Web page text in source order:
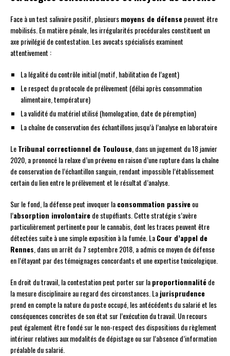
Face à un test salivaire positif, plusieursmoyens de défensepeuvent être
mobilisés. En matière pénale, les irrégularités procédurales constituent un
axe privilégié de contestation. Les avocats spécialisés examinent
attentivement :
La légalité du contrôle initial (motif, habilitation de l’agent)
Le respect du protocole de prélèvement (délai après consommation
alimentaire, température)
La validité du matériel utilisé (homologation, date de péremption)
La chaîne de conservation des échantillons jusqu’à l’analyse en laboratoire
LeTribunal correctionnel de Toulouse , dans un jugement du 18 janvier
2020, a prononcé la relaxe d’un prévenu en raison d’une rupture dans la chaîne
de conservation de l’échantillon sanguin, rendant impossible l’établissement
certain du lien entre le prélèvement et le résultat d’analyse.
Sur le fond, la défense peut invoquer laconsommation passiveou
l’absorption involontairede stupéfiants. Cette stratégie s’avère
particulièrement pertinente pour le cannabis, dont les traces peuvent être
détectées suite à une simple exposition à la fumée. LaCour d’appel de
Rennes , dans un arrêt du 7 septembre 2018, a admis ce moyen de défense
en l’étayant par des témoignages concordants et une expertise toxicologique.
En droit du travail, la contestation peut porter sur laproportionnalitéde
la mesure disciplinaire au regard des circonstances. Lajurisprudence
prend en compte la nature du poste occupé, les antécédents du salarié et les
conséquences concrètes de son état sur l’exécution du travail. Un recours
peut également être fondé sur le non-respect des dispositions du règlement
intérieur relatives aux modalités de dépistage ou sur l’absence d’information
préalable du salarié.